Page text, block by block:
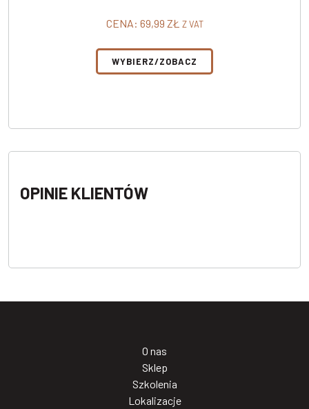
CENA: 69,99 ZŁ Z VAT
WYBIERZ/ZOBACZ
OPINIE KLIENTÓW
O nas
Sklep
Szkolenia
Lokalizacje